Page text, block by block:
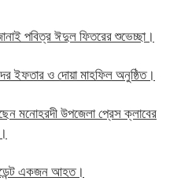
পবিত্র ঈদুল ফিতরের শুভেচ্ছা।
ইফতার ও দোয়া মাহফিল অনুষ্ঠিত।
মনোহরদী উপজেলা প্রেস ক্লাবের
একজন আহত।